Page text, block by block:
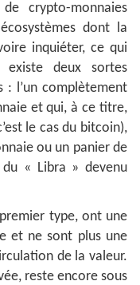
crypto-monnaies
dont la
inquiéter, ce qui
existe deux sortes
: l’un complètement
et qui, à ce titre,
le cas du bitcoin),
ou un panier de
du « Libra » devenu
type, ont une
et ne sont plus une
de la valeur.
reste encore sous